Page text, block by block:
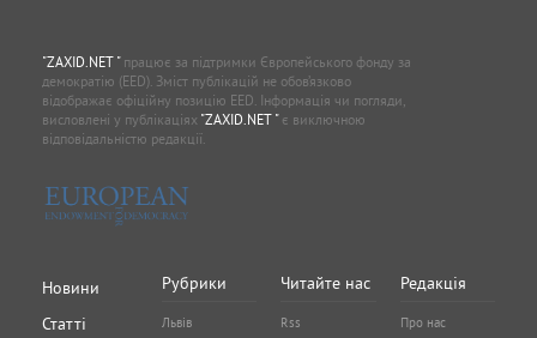
"ZAXID.NET "працює за підтримки Європейського фонду за
демократію (EED). Зміст публікацій не обов’язково
відображає офіційну позицію EED. Інформація чи погляди,
висловлені у публікаціях "ZAXID.NET "є виключною
відповідальністю редакції.
Новини
Статті
Рубрики
Львів
Читайте нас
Rss
Редакція
Про нас